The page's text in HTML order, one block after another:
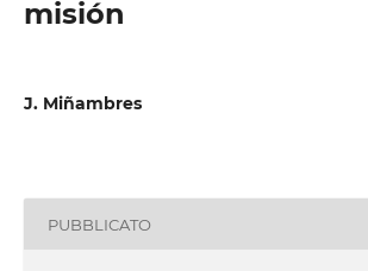
misión
J. Miñambres
PUBBLICATO